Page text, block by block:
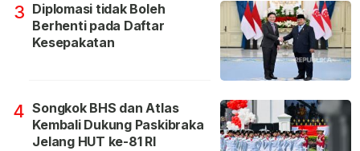
3 Diplomasi tidak Boleh
Berhenti pada Daftar
Kesepakatan
4 Songkok BHS dan Atlas
Kembali Dukung Paskibraka
Jelang HUT ke-81 RI